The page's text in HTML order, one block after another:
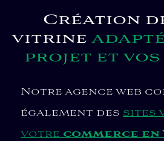
Création
vitrine
projet et vos
Notre agence web
également des sites
votre commerce en